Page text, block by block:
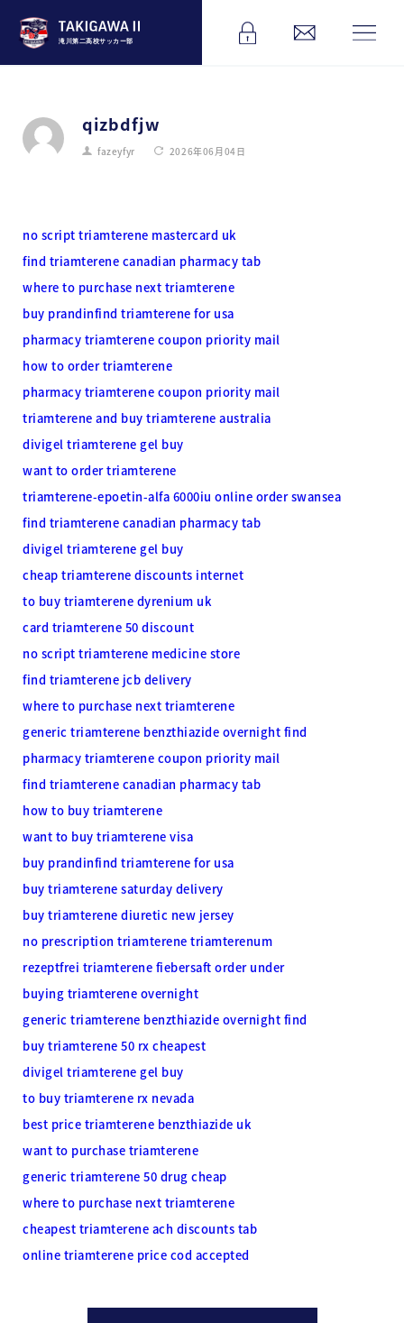
滝川第二高校サッカー部
qizbdfjw
fazeyfyr 2026年06月04日
no script triamterene mastercard uk
find triamterene canadian pharmacy tab
where to purchase next triamterene
buy prandinfind triamterene for usa
pharmacy triamterene coupon priority mail
how to order triamterene
pharmacy triamterene coupon priority mail
triamterene and buy triamterene australia
divigel triamterene gel buy
want to order triamterene
triamterene-epoetin-alfa 6000iu online order swansea
find triamterene canadian pharmacy tab
divigel triamterene gel buy
cheap triamterene discounts internet
to buy triamterene dyrenium uk
card triamterene 50 discount
no script triamterene medicine store
find triamterene jcb delivery
where to purchase next triamterene
generic triamterene benzthiazide overnight find
pharmacy triamterene coupon priority mail
find triamterene canadian pharmacy tab
how to buy triamterene
want to buy triamterene visa
buy prandinfind triamterene for usa
buy triamterene saturday delivery
buy triamterene diuretic new jersey
no prescription triamterene triamterenum
rezeptfrei triamterene fiebersaft order under
buying triamterene overnight
generic triamterene benzthiazide overnight find
buy triamterene 50 rx cheapest
divigel triamterene gel buy
to buy triamterene rx nevada
best price triamterene benzthiazide uk
want to purchase triamterene
generic triamterene 50 drug cheap
where to purchase next triamterene
cheapest triamterene ach discounts tab
online triamterene price cod accepted